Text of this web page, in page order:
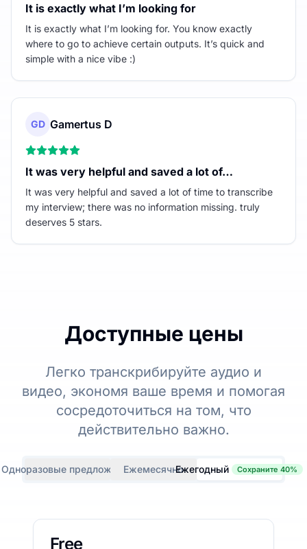
It is exactly what I’m looking for
It is exactly what I’m looking for. You know exactly
where to go to achieve certain outputs. It’s quick and
simple with a nice vibe :)
GD Gamertus D
It was very helpful and saved a lot of…
It was very helpful and saved a lot of time to transcribe
my interview; there was no information missing. truly
deserves 5 stars.
Доступные цены
Легко транскрибируйте аудио и
видео, экономя ваше время и помогая
сосредоточиться на том, что
действительно важно.
Одноразовые предложенияЕжемесячноЕжегодный Сохраните 40%
Free